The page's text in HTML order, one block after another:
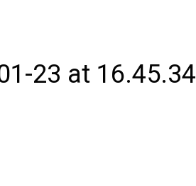
23 at 16.45.34